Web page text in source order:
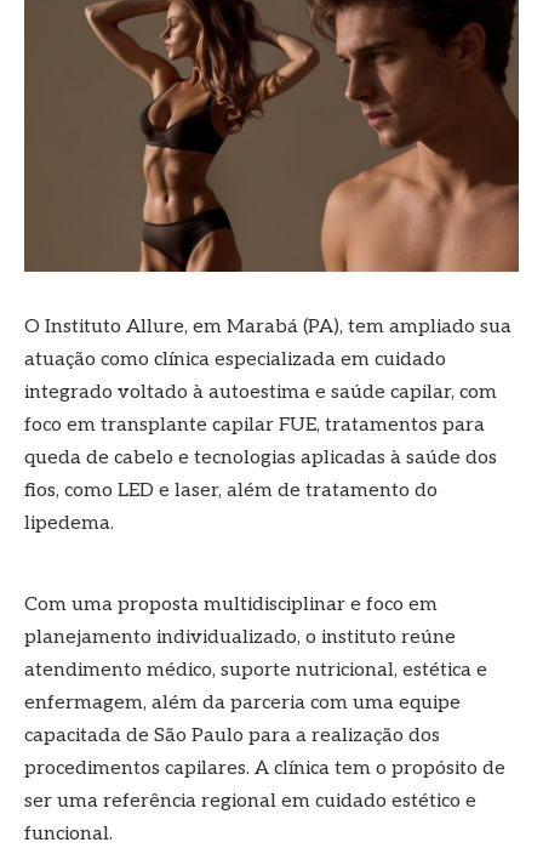
O Instituto Allure, em Marabá (PA), tem ampliado sua
atuação como clínica especializada em cuidado
integrado voltado à autoestima e saúde capilar, com
foco em transplante capilar FUE, tratamentos para
queda de cabelo e tecnologias aplicadas à saúde dos
fios, como LED e laser, além de tratamento do
lipedema.
Com uma proposta multidisciplinar e foco em
planejamento individualizado, o instituto reúne
atendimento médico, suporte nutricional, estética e
enfermagem, além da parceria com uma equipe
capacitada de São Paulo para a realização dos
procedimentos capilares. A clínica tem o propósito de
ser uma referência regional em cuidado estético e
funcional.